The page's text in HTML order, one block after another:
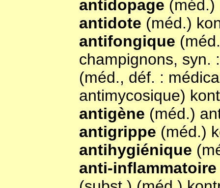
antidopage (méd.)
antidote (méd.)
antifongique
champignons, syn.
(méd., déf. :
antimycosique)
antigène (méd.)
antigrippe (méd.)
antihygiénique
anti-